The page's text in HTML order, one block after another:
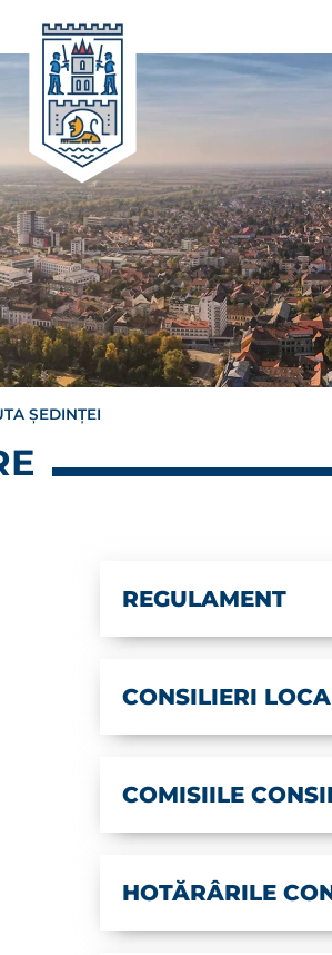
ȘEDINȚEI
REGULAMENT
CONSILIERI
COMISIILE
HOTĂRÂRILE